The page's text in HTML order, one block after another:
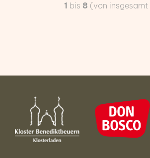
1 bis 8 (von insgesamt